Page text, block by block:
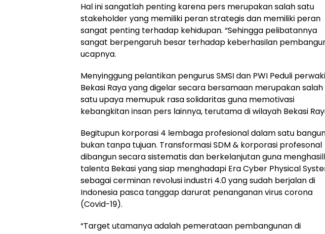
Hal ini sangatlah penting karena pers merupakan salah satu
stakeholder yang memiliki peran strategis dan memiliki peran
sangat penting terhadap kehidupan. “Sehingga pelibatannya
sangat berpengaruh besar terhadap keberhasilan
ucapnya.
Menyinggung pelantikan pengurus SMSI dan PWI Peduli
Bekasi Raya yang digelar secara bersamaan merupakan salah
satu upaya memupuk rasa solidaritas guna memotivasi
kebangkitan insan pers lainnya, terutama di wilayah Bekasi
Begitupun korporasi 4 lembaga profesional dalam satu
bukan tanpa tujuan. Transformasi SDM & korporasi profesonal
dibangun secara sistematis dan berkelanjutan guna
talenta Bekasi yang siap menghadapi Era Cyber Physical
sebagai cerminan revolusi industri 4.0 yang sudah berjalan di
Indonesia pasca tanggap darurat penanganan virus corona
(Covid-19).
“Target utamanya adalah pemerataan pembangunan di